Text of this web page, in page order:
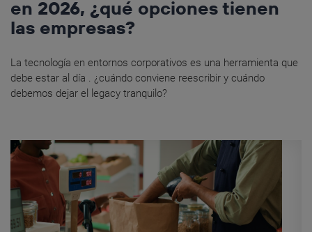
en 2026, ¿qué opciones tienen
las empresas?
La tecnología en entornos corporativos es una herramienta que
debe estar al día . ¿cuándo conviene reescribir y cuándo
debemos dejar el legacy tranquilo?